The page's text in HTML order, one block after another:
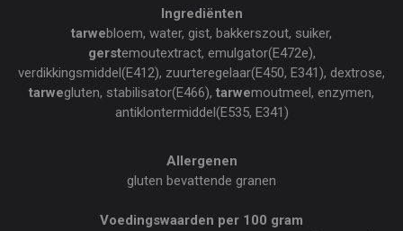
Ingrediënten
tarwebloem, water, gist, bakkerszout, suiker,
gerstemoutextract, emulgator(E472e),
verdikkingsmiddel(E412), zuurteregelaar(E450, E341), dextrose,
tarwegluten, stabilisator(E466), tarwemoutmeel, enzymen,
antiklontermiddel(E535, E341)
Allergenen
gluten bevattende granen
Voedingswaarden per 100 gram